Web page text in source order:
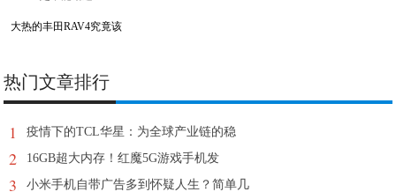
大热的丰田RAV4究竟该
热门文章排行
1 疫情下的TCL华星：为全球产业链的稳
2 16GB超大内存！红魔5G游戏手机发
3 小米手机自带广告多到怀疑人生？简单几